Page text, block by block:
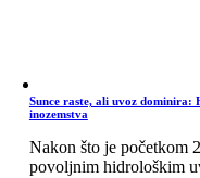
Sunce raste, ali uvoz
inozemstva
Nakon što je početkom
povoljnim hidrološkim